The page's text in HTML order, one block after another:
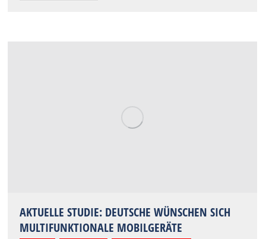
AKTUELLE STUDIE: DEUTSCHE WÜNSCHEN SICH
MULTIFUNKTIONALE MOBILGERÄTE